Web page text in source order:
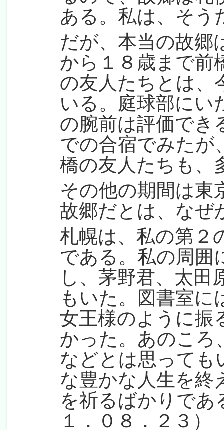
ある。私は、そう
だが、本当の故郷
から１８歳まで前
の友人たちとは、
いる。庭球部にい
の腕前は評価でき
での合宿でみたが
橋の友人たちも、
その他の期間は東
故郷だとは、なぜ
札幌は、私の第２
である。私の周囲
し、茅野君、太田
もいた。図書室に
女王様のように振
かった。あのころ
などとは思っても
な豊かな人生を終
を祈るばかりであ
１．０８．２３）